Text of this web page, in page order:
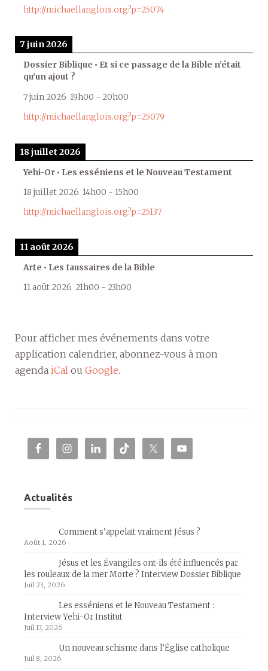
http://michaellanglois.org?p=25074
7 juin 2026
Dossier Biblique • Et si ce passage de la Bible n’était
qu’un ajout ?
7 juin 2026 19h00 - 20h00
http://michaellanglois.org?p=25079
18 juillet 2026
Yehi-Or • Les esséniens et le Nouveau Testament
18 juillet 2026 14h00 - 15h00
http://michaellanglois.org?p=25137
11 août 2026
Arte • Les faussaires de la Bible
11 août 2026 21h00 - 23h00
Pour afficher mes événements dans votre
application calendrier, abonnez-vous à mon
agenda iCal ou Google.
Actualités
Comment s’appelait vraiment Jésus ?
Août 1, 2026
Jésus et les Évangiles ont-ils été influencés par
les rouleaux de la mer Morte ? Interview Dossier Biblique
Juil 23, 2026
Les esséniens et le Nouveau Testament :
Interview Yehi-Or Institut
Juil 17, 2026
Un nouveau schisme dans l’Église catholique
Juil 8, 2026